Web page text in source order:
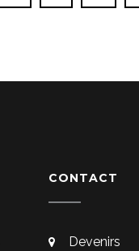
CONTACT
Devenirs